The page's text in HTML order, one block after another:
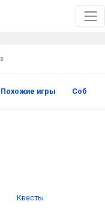
Похожие игры
Квесты